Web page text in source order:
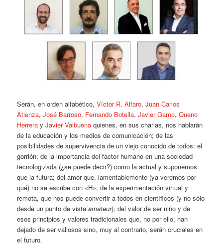
Serán, en orden alfabético,Víctor R. Alfaro,Juan Carlos
Atienza,José Barroso, Fernando Botella,Javier Gamo,Queno
Herrera yJavier Valbuena quienes, en sus charlas, nos hablarán
de la educación y los medios de comunicación; de las
posibilidades de supervivencia de un viejo conocido de todos: el
gorrión; de la importancia del factor humano en una sociedad
tecnologizada (¿se puede decir?) como la actual y suponemos
que la futura; del amor que, lamentablemente (ya veremos por
qué) no se escribe con «H»; de la experimentación virtual y
remota, que nos puede convertir a todos en científicos (y no sólo
desde un punto de vistaamateur); del valor de ser niño y de
esos principios y valores tradicionales que, no por ello, han
dejado de ser valiosos sino, muy al contrario, serán cruciales en
el futuro.